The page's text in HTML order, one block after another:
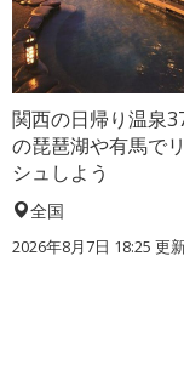
関西の日帰り温泉
の琵琶湖や有馬で
シュしよう
全国
2026年8月7日 18:25 更